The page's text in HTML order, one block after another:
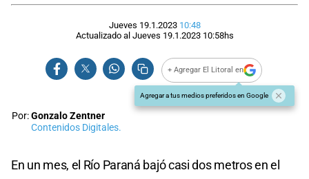
Jueves 19.1.2023 10:48
Actualizado al Jueves 19.1.2023 10:58hs
+ Agregar El Litoral en
Agregar a tus medios preferidos en Google
Por:Gonzalo Zentner
Contenidos Digitales.
En un mes, el Río Paraná bajó casi dos metros en el